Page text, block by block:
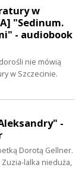
w
"Sedinum.
- audiobook
nie mówią
w Szczecinie.
-
Dorotą Gellner.
lalka nieduża,